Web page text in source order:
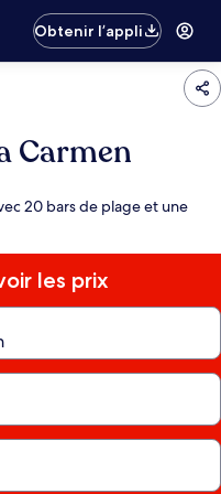
Obtenir l’appli
Carmen
20 bars de plage et une
les prix